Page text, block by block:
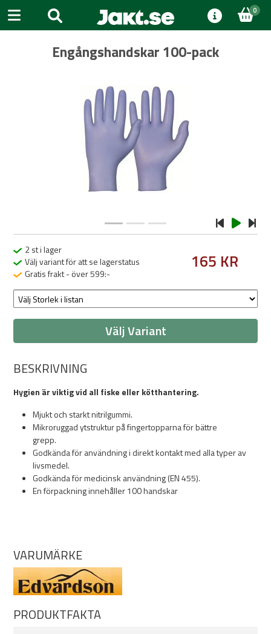
0
Engångshandskar 100-pack
2 st i lager
Välj variant för att se lagerstatus
Gratis frakt - över 599:-
165 KR
Välj Variant
BESKRIVNING
Hygien är viktig vid all fiske eller kötthantering.
Mjukt och starkt nitrilgummi.
Mikroruggad ytstruktur på fingertopparna för bättre
grepp.
Godkända för användning i direkt kontakt med alla typer av
livsmedel.
Godkända för medicinsk användning (EN 455).
En förpackning innehåller 100 handskar
VARUMÄRKE
PRODUKTFAKTA